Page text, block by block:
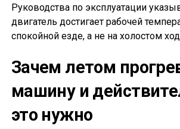
Руководства по эксплуатации
двигатель достигает рабочей
спокойной езде, а не на холостом
Зачем летом
машину и
это нужно